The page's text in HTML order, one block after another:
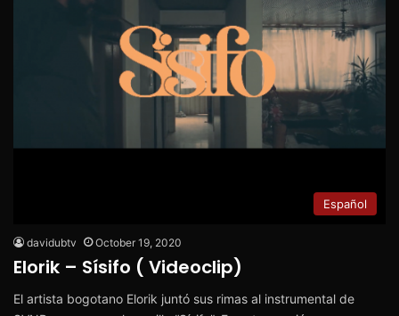
Español
davidubtv October 19, 2020
Elorik – Sísifo ( Videoclip)
El artista bogotano Elorik juntó sus rimas al instrumental de